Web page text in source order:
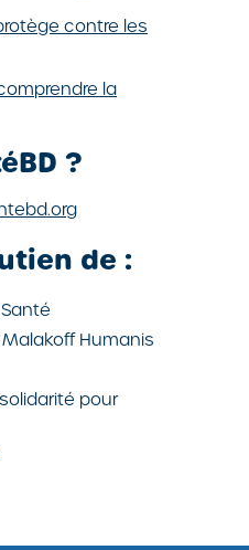
contre les
la
?
de :
Humanis
pour